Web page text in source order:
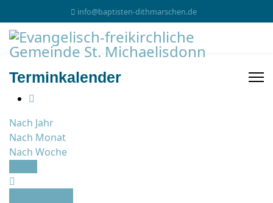
info@baptisten-dithmarschen.de
Terminkalender
Nach Jahr
Nach Monat
Nach Woche